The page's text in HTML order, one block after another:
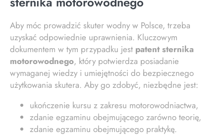
Aby móc prowadzić skuter wodny w Polsce, trzeba
uzyskać odpowiednie uprawnienia. Kluczowym
dokumentem w tym przypadku jest patent sternika
motorowodnego, który potwierdza posiadanie
wymaganej wiedzy i umiejętności do bezpiecznego
użytkowania skutera. Aby go zdobyć, niezbędne jest:
ukończenie kursu z zakresu motorowodniactwa,
zdanie egzaminu obejmującego zarówno teorię,
zdanie egzaminu obejmującego praktykę.